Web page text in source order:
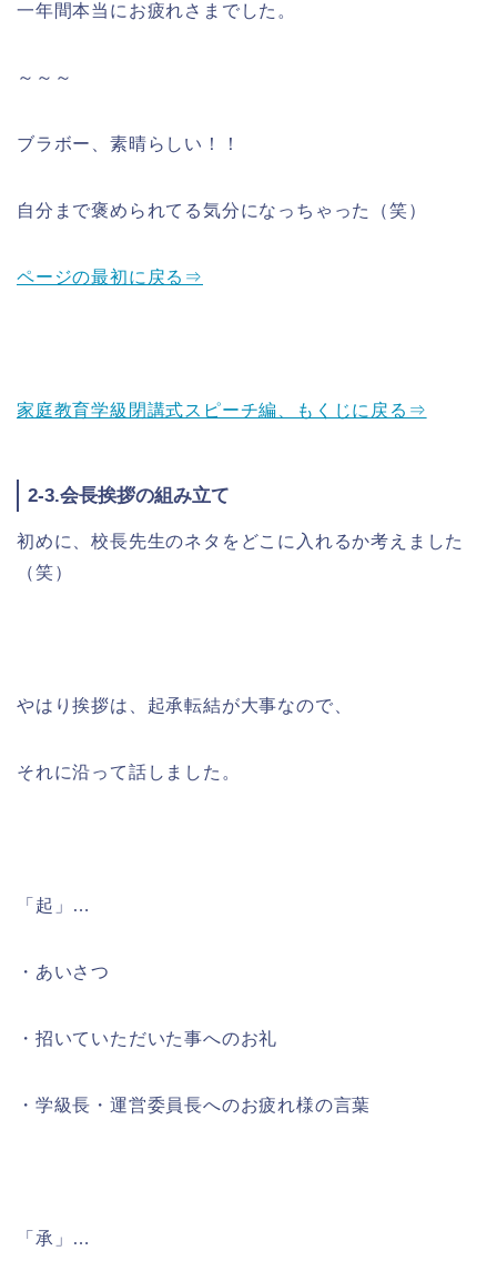
一年間本当にお疲れさまでした。
～～～
ブラボー、素晴らしい！！
自分まで褒められてる気分になっちゃった（笑）
ページの最初に戻る⇒
家庭教育学級閉講式スピーチ編、もくじに戻る⇒
2-3.会長挨拶の組み立て
初めに、校長先生のネタをどこに入れるか考えました
（笑）
やはり挨拶は、起承転結が大事なので、
それに沿って話しました。
「起」…
・あいさつ
・招いていただいた事へのお礼
・学級長・運営委員長へのお疲れ様の言葉
「承」…